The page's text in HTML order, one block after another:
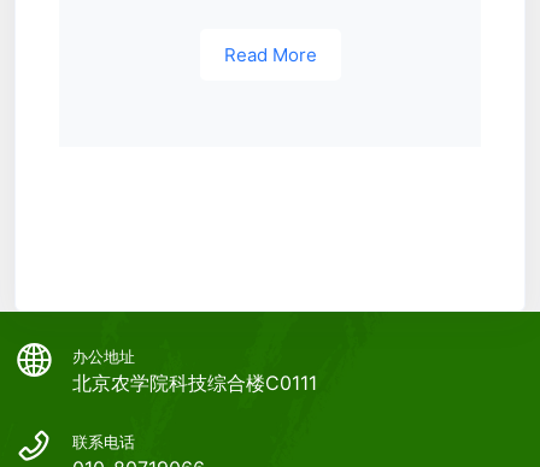
Read More
办公地址
北京农学院科技综合楼C0111
联系电话